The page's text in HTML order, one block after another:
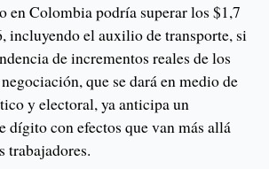
en Colombia podría superar los $1,7
incluyendo el auxilio de transporte, si
de incrementos reales de los
que se dará en medio de
y electoral, ya anticipa un
dígito con efectos que van más allá
trabajadores.